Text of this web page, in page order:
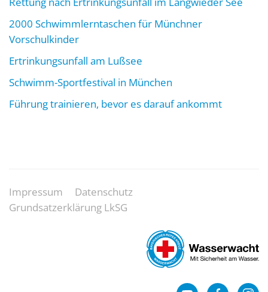
2000 Schwimmlerntaschen für Münchner
Vorschulkinder
Ertrinkungsunfall am Lußsee
Schwimm-Sportfestival in München
Führung trainieren, bevor es darauf ankommt
Impressum
Datenschutz
Grundsatzerklärung LkSG